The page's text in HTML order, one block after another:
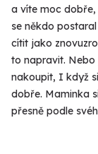
a víte moc dobře,
se někdo
cítit jako
to napravit. Nebo
nakoupit, I když
dobře. Maminka
přesně podle